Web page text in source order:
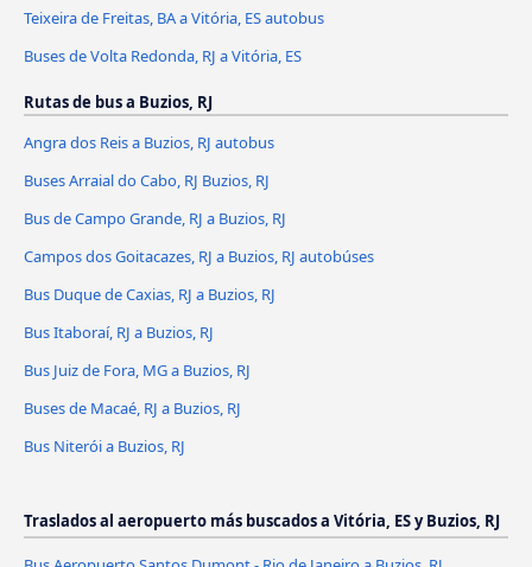
Teixeira de Freitas, BA a Vitória, ES autobus
Buses de Volta Redonda, RJ a Vitória, ES
Rutas de bus a Buzios, RJ
Angra dos Reis a Buzios, RJ autobus
Buses Arraial do Cabo, RJ Buzios, RJ
Bus de Campo Grande, RJ a Buzios, RJ
Campos dos Goitacazes, RJ a Buzios, RJ autobúses
Bus Duque de Caxias, RJ a Buzios, RJ
Bus Itaboraí, RJ a Buzios, RJ
Bus Juiz de Fora, MG a Buzios, RJ
Buses de Macaé, RJ a Buzios, RJ
Bus Niterói a Buzios, RJ
Traslados al aeropuerto más buscados a Vitória, ES y Buzios, RJ